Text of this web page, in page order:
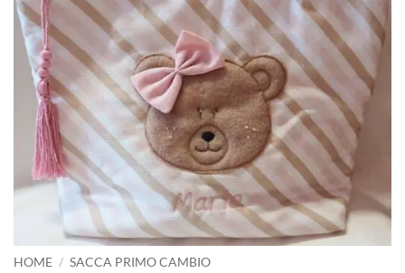
Aggiungi
alla lista
desideri
HOME / SACCA PRIMO CAMBIO